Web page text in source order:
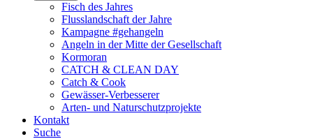
Fisch des Jahres
Flusslandschaft der Jahre
Kampagne #gehangeln
Angeln in der Mitte der Gesellschaft
Kormoran
CATCH & CLEAN DAY
Catch & Cook
Gewässer-Verbesserer
Arten- und Naturschutzprojekte
Kontakt
Suche